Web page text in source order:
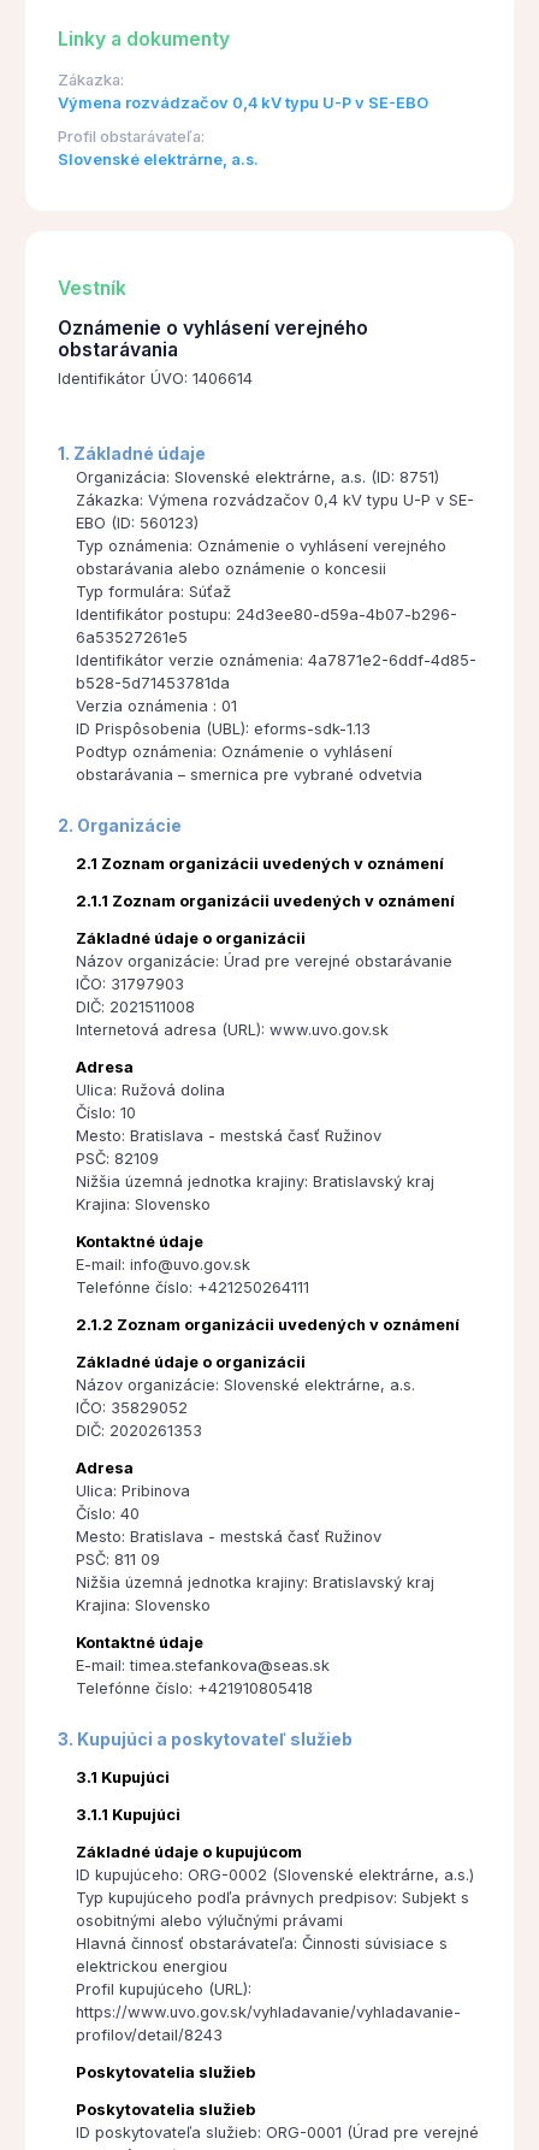
Linky a dokumenty
Zákazka:
Výmena rozvádzačov 0,4 kV typu U-P v SE-EBO
Profil obstarávateľa:
Slovenské elektrárne, a.s.
Vestník
Oznámenie o vyhlásení verejného
obstarávania
Identifikátor ÚVO: 1406614
1. Základné údaje
Organizácia: Slovenské elektrárne, a.s. (ID: 8751)
Zákazka: Výmena rozvádzačov 0,4 kV typu U-P v SE-
EBO (ID: 560123)
Typ oznámenia: Oznámenie o vyhlásení verejného
obstarávania alebo oznámenie o koncesii
Typ formulára: Súťaž
Identifikátor postupu: 24d3ee80-d59a-4b07-b296-
6a53527261e5
Identifikátor verzie oznámenia: 4a7871e2-6ddf-4d85-
b528-5d71453781da
Verzia oznámenia : 01
ID Prispôsobenia (UBL): eforms-sdk-1.13
Podtyp oznámenia: Oznámenie o vyhlásení
obstarávania – smernica pre vybrané odvetvia
2. Organizácie
2.1 Zoznam organizácii uvedených v oznámení
2.1.1 Zoznam organizácii uvedených v oznámení
Základné údaje o organizácii
Názov organizácie: Úrad pre verejné obstarávanie
IČO: 31797903
DIČ: 2021511008
Internetová adresa (URL): www.uvo.gov.sk
Adresa
Ulica: Ružová dolina
Číslo: 10
Mesto: Bratislava - mestská časť Ružinov
PSČ: 82109
Nižšia územná jednotka krajiny: Bratislavský kraj
Krajina: Slovensko
Kontaktné údaje
E-mail: info@uvo.gov.sk
Telefónne číslo: +421250264111
2.1.2 Zoznam organizácii uvedených v oznámení
Základné údaje o organizácii
Názov organizácie: Slovenské elektrárne, a.s.
IČO: 35829052
DIČ: 2020261353
Adresa
Ulica: Pribinova
Číslo: 40
Mesto: Bratislava - mestská časť Ružinov
PSČ: 811 09
Nižšia územná jednotka krajiny: Bratislavský kraj
Krajina: Slovensko
Kontaktné údaje
E-mail: timea.stefankova@seas.sk
Telefónne číslo: +421910805418
3. Kupujúci a poskytovateľ služieb
3.1 Kupujúci
3.1.1 Kupujúci
Základné údaje o kupujúcom
ID kupujúceho: ORG-0002 (Slovenské elektrárne, a.s.)
Typ kupujúceho podľa právnych predpisov: Subjekt s
osobitnými alebo výlučnými právami
Hlavná činnosť obstarávateľa: Činnosti súvisiace s
elektrickou energiou
Profil kupujúceho (URL):
https://www.uvo.gov.sk/vyhladavanie/vyhladavanie-
profilov/detail/8243
Poskytovatelia služieb
Poskytovatelia služieb
ID poskytovateľa služieb: ORG-0001 (Úrad pre verejné